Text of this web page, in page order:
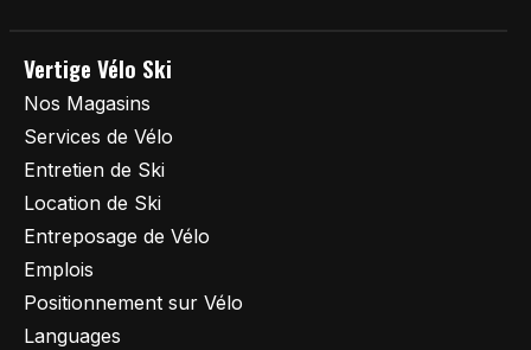
Vertige Vélo Ski
Nos Magasins
Services de Vélo
Entretien de Ski
Location de Ski
Entreposage de Vélo
Emplois
Positionnement sur Vélo
Languages